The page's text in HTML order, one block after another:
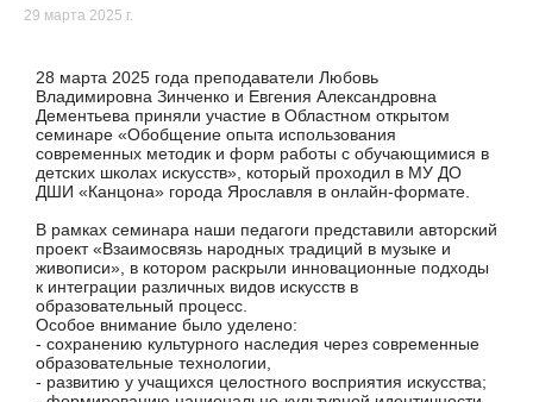
29 марта 2025 г.
28 марта 2025 года преподаватели Любовь
Владимировна Зинченко и Евгения Александровна
Дементьева приняли участие в Областном открытом
семинаре «Обобщение опыта использования
современных методик и форм работы с обучающимися в
детских школах искусств», который проходил в МУ ДО
ДШИ «Канцона» города Ярославля в онлайн-формате.
В рамках семинара наши педагоги представили авторский
проект «Взаимосвязь народных традиций в музыке и
живописи», в котором раскрыли инновационные подходы
к интеграции различных видов искусств в
образовательный процесс.
Особое внимание было уделено:
- сохранению культурного наследия через современные
образовательные технологии,
- развитию у учащихся целостного восприятия искусства;